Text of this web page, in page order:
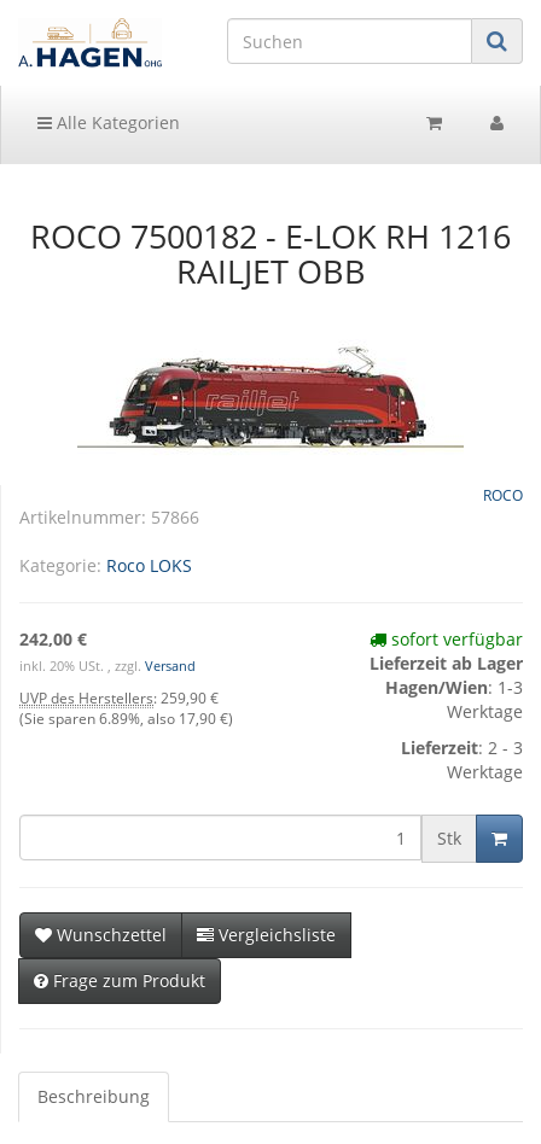
Alle Kategorien
ROCO 7500182 - E-LOK RH 1216
RAILJET OBB
ROCO
Artikelnummer: 57866
Kategorie: Roco LOKS
242,00 €
inkl. 20% USt. , zzgl. Versand
UVP des Herstellers: 259,90 €
(Sie sparen6.89% , also 17,90 €)
sofort verfügbar
Lieferzeit ab Lager
Hagen/Wien: 1-3
Werktage
Lieferzeit: 2 - 3
Werktage
Stk
Wunschzettel
Vergleichsliste
Frage zum Produkt
Beschreibung